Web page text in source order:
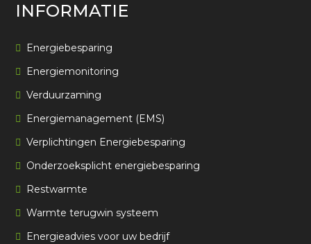
INFORMATIE
Energiebesparing
Energiemonitoring
Verduurzaming
Energiemanagement (EMS)
Verplichtingen Energiebesparing
Onderzoeksplicht energiebesparing
Restwarmte
Warmte terugwin systeem
Energieadvies voor uw bedrijf